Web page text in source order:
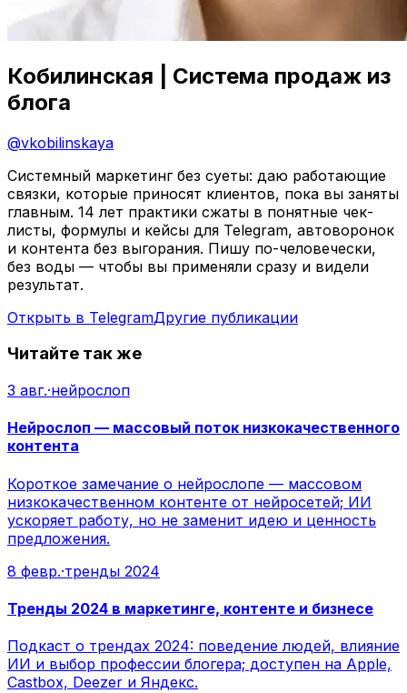
Кобилинская | Система продаж из
блога
@vkobilinskaya
Системный маркетинг без суеты: даю работающие
связки, которые приносят клиентов, пока вы заняты
главным. 14 лет практики сжаты в понятные чек-
листы, формулы и кейсы для Telegram, автоворонок
и контента без выгорания. Пишу по-человечески,
без воды — чтобы вы применяли сразу и видели
результат.
Открыть в TelegramДругие публикации
Читайте так же
3 авг.·нейрослоп
Нейрослоп — массовый поток низкокачественного
контента
Короткое замечание о нейрослопе — массовом
низкокачественном контенте от нейросетей; ИИ
ускоряет работу, но не заменит идею и ценность
предложения.
8 февр.·тренды 2024
Тренды 2024 в маркетинге, контенте и бизнесе
Подкаст о трендах 2024: поведение людей, влияние
ИИ и выбор профессии блогера; доступен на Apple,
Castbox, Deezer и Яндекс.